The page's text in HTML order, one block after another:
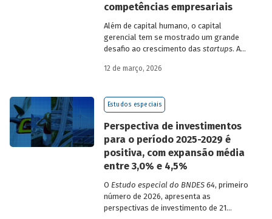
competências empresariais
Além de capital humano, o capital
gerencial tem se mostrado um grande
desafio ao crescimento das startups. A
como programas de aceleração têm
desafio.
12 de março, 2026
Estudos especiais
Perspectiva de investimentos
para o período 2025-2029 é
positiva, com expansão média
entre 3,0% e 4,5%
O Estudo especial do BNDES 64, primeiro
número de 2026, apresenta as
perspectivas de investimento de 21